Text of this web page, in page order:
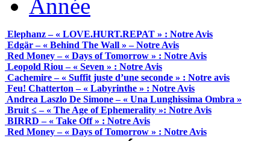
Année
Elephanz – « LOVE.HURT.REPAT » : Notre Avis
Edgär – « Behind The Wall » – Notre Avis
Red Money – « Days of Tomorrow » : Notre Avis
Leopold Riou – « Seven » : Notre Avis
Cachemire – « Suffit juste d’une seconde » : Notre avis
Feu! Chatterton – « Labyrinthe » : Notre Avis
Andrea Laszlo De Simone – « Una Lunghissima Ombra »
Bruit ≤ – « The Age of Ephemerality »: Notre Avis
BIRRD – « Take Off » : Notre Avis
Red Money – « Days of Tomorrow » : Notre Avis